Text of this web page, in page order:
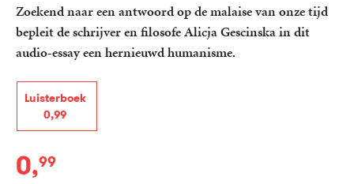
Zoekend naar een antwoord op de malaise van onze tijd
bepleit de schrijver en filosofe Alicja Gescinska in dit
audio-essay een hernieuwd humanisme.
Luisterboek
0,99
Luisterboek:
0,99